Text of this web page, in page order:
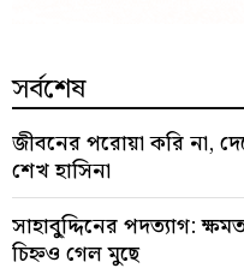
সর্বশেষ
জীবনের পরোয়া করি না,
শেখ হাসিনা
সাহাবু্দ্দিনের পদত্যাগ:
চিহ্নও গেল মুছে